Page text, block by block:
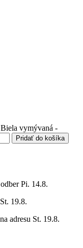
vymývaná -
Pridať do košíka
Pi. 14.8.
St. 19.8.
adresu St. 19.8.